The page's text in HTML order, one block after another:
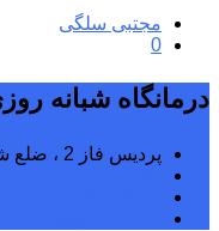
مجتبی سلگی
0
درمانگاه شبانه
پردیس فاز 2 ، ضلع شمال غربی میدان امام